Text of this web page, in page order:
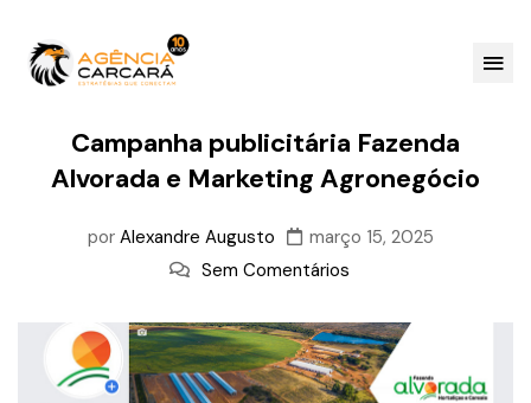
Campanha publicitária Fazenda
Alvorada e Marketing Agronegócio
por Alexandre Augusto
março 15, 2025
Sem Comentários